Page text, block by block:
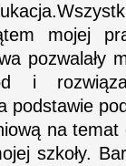
mojej
pozwalały
i
na
szkoły.